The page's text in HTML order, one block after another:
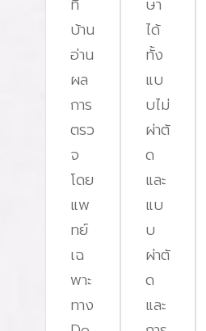
วิธีการปฏิบัติตัวระหว่างการต
ที่มีภาวะหยุดหายใจรุนแรงหา
หยุดหายใจขณะหลับระดับรุนแ
ทดลองใส่หน้ากาก CPAP เพื่
ตรวจเลย เมื่อผู้รับการทดสอ
นอนการติดตั้งอุปกรณ์ตรวจวั
อุปกรณ์ต่าง ๆ เช่น สายวัดค
เนื้อ, การเคลื่อนไหวของลูก
นอกจากนี้ยังมีการวัดลมหายใ
ในเลือด เพื่อให้ได้ข้อมูลที่คร
ระบบหายใจผู้รับการตรวจจะไ
สายวัดติดบริเวณจมูก สายรั
การวัดระดับออกซิเจนที่ปลาย
ที่
บ้าน
อ่าน
ผล
การ
ตรว
จ
โดย
แพ
ทย์
เฉ
พาะ
ทาง
ษา
ได้
ทั้ง
แบ
บไม่
ผ่าตั
ด
และ
แบ
บ
ผ่าตั
ด
และ